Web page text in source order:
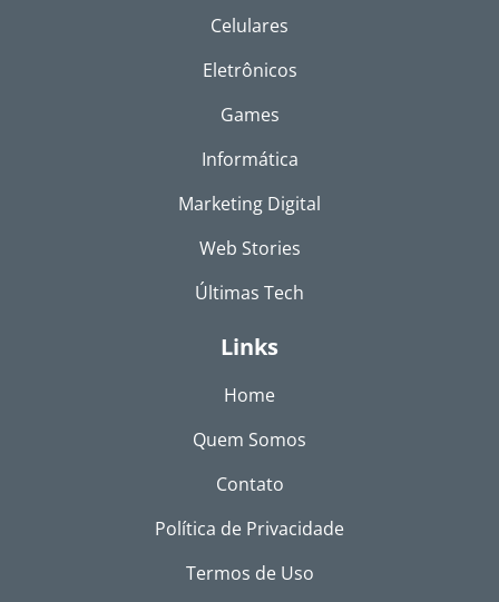
Celulares
Eletrônicos
Games
Informática
Marketing Digital
Web Stories
Últimas Tech
Links
Home
Quem Somos
Contato
Política de Privacidade
Termos de Uso